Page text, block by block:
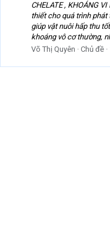
CHELATE , KHOÁNG
thiết cho quá trình
giúp vật nuôi hấp thu
khoáng vô cơ thường,
Võ Thị Quyên
Chủ đề